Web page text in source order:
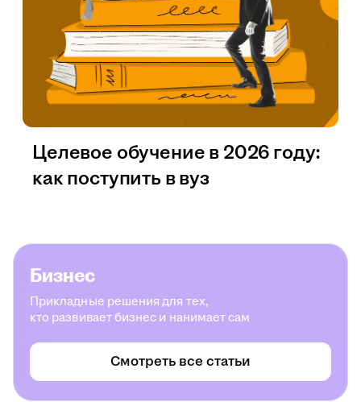
Целевое обучение в 2026 году:
как поступить в вуз
Бизнес
Прикладные решения для тех,
кто развивает бизнес и нанимает сам
Смотреть все статьи